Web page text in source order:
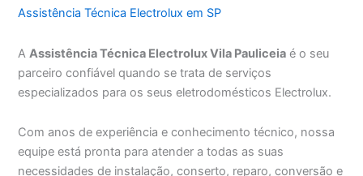
Assistência Técnica Electrolux em SP
AAssistência Técnica Electrolux Vila Pauliceia é o seu
parceiro confiável quando se trata de serviços
especializados para os seus eletrodomésticos Electrolux.
Com anos de experiência e conhecimento técnico, nossa
equipe está pronta para atender a todas as suas
necessidades de instalação, conserto, reparo, conversão e